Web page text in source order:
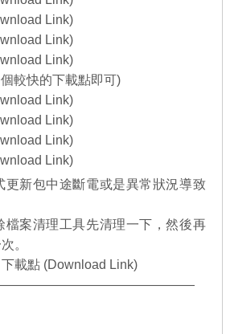
Link)
Link)
Link)
較快的下載點即可)
Link)
Link)
Link)
Link)
更新包中途斷電或是異常狀況導致
檔案清理工具先清理一下，然後再
。
下載點 (Download Link)